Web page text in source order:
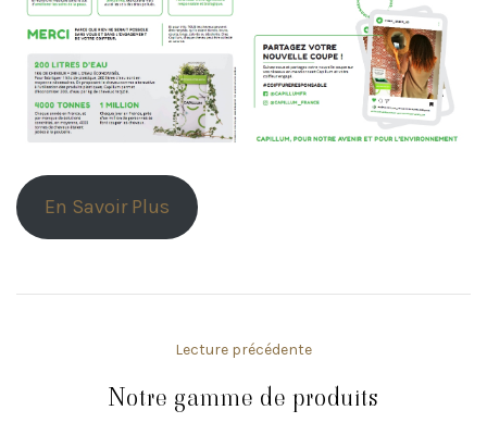
En Savoir Plus
Lecture précédente
Notre gamme de produits